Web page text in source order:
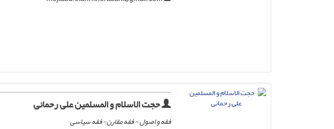
حجت الاسلام و المسلمین علی رحمانی
فقه و اصول - فقه مقارن- فقه سیاسی